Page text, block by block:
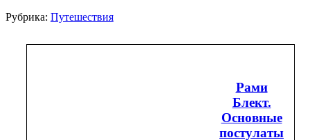
Рубрика: Путешествия
Рами
Блект.
Основные
постулаты